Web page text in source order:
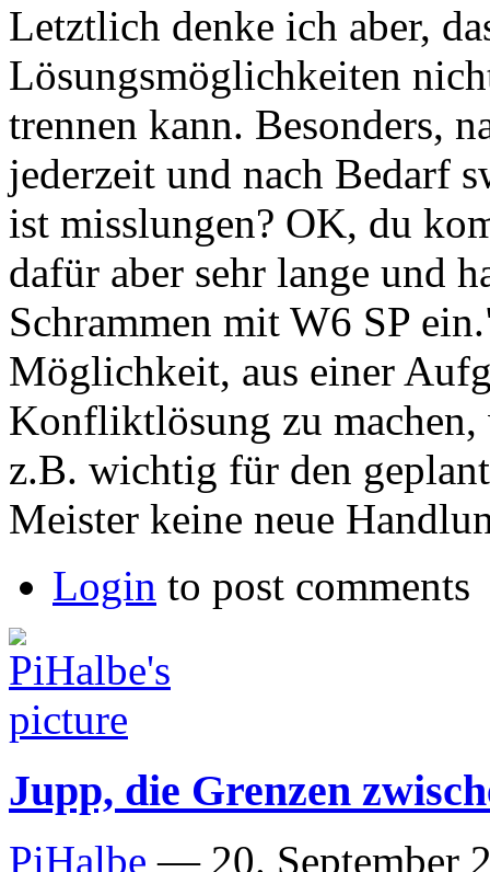
Letztlich denke ich aber,
Lösungsmöglichkeiten
trennen kann. Besonders,
jederzeit und nach Bedarf
ist misslungen? OK, du
dafür aber sehr lange und
Schrammen mit W6 SP
Möglichkeit, aus einer
Konfliktlösung zu machen,
z.B. wichtig für den
Meister keine neue
Login to post comments
Jupp, die Grenzen
PiHalbe — 20. September